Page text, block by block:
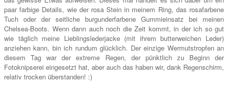
paar farbige Details, wie der rosa Stein in meinem Ring, das rosafarbene
Tuch oder der seitliche burgunderfarbene Gummieinsatz bei meinen
Chelsea-Boots. Wenn dann auch noch die Zeit kommt, in der ich so gut
wie täglich meine Lieblingslederjacke (mit ihrem butterweichen Leder)
anziehen kann, bin ich rundum glücklich. Der einzige Wermutstropfen an
diesem Tag war der extreme Regen, der pünktlich zu Beginn der
Fotoknipserei eingesetzt hat, aber auch das haben wir, dank Regenschirm,
relativ trocken überstanden! :)